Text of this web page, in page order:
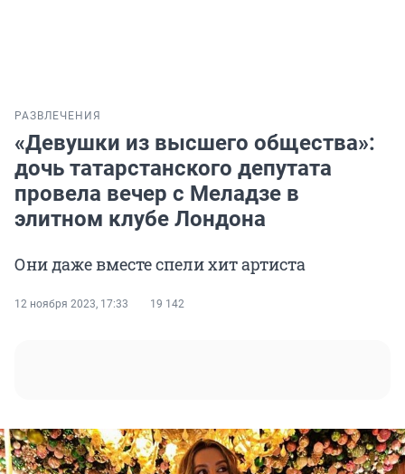
РАЗВЛЕЧЕНИЯ
«Девушки из высшего общества»:
дочь татарстанского депутата
провела вечер с Меладзе в
элитном клубе Лондона
Они даже вместе спели хит артиста
12 ноября 2023, 17:33 19 142